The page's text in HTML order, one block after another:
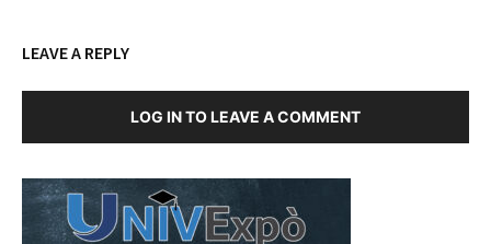
LEAVE A REPLY
LOG IN TO LEAVE A COMMENT